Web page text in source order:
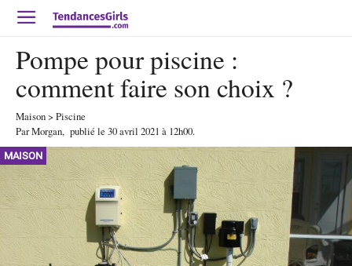
Pompe pour piscine :
comment faire son choix ?
Maison> Piscine
ParMorgan, publié le 30 avril 2021 à 12h00.
MAISON